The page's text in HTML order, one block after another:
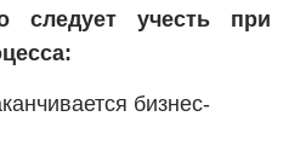
следует учесть при
бизнес-